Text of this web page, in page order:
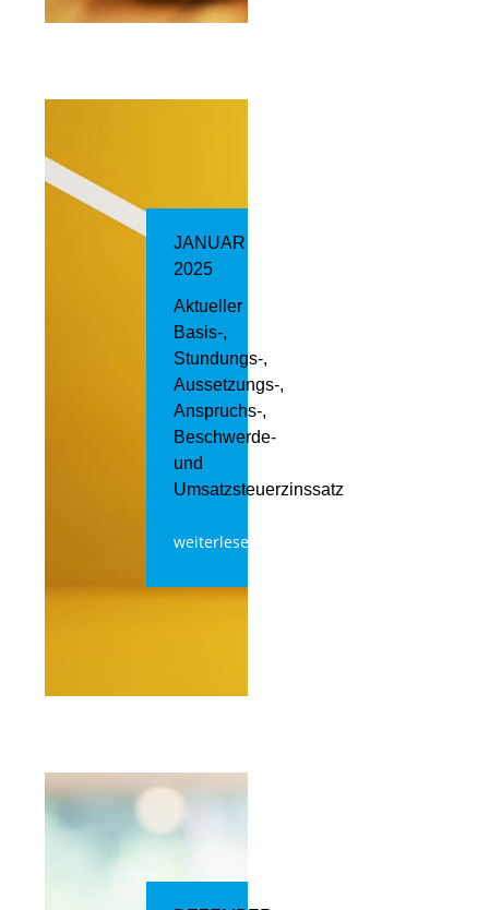
JANUAR
2025
Aktueller
Basis-,
Stundungs-,
Aussetzungs-,
Anspruchs-,
Beschwerde-
und
Umsatzsteuerzinssatz
weiterlesen